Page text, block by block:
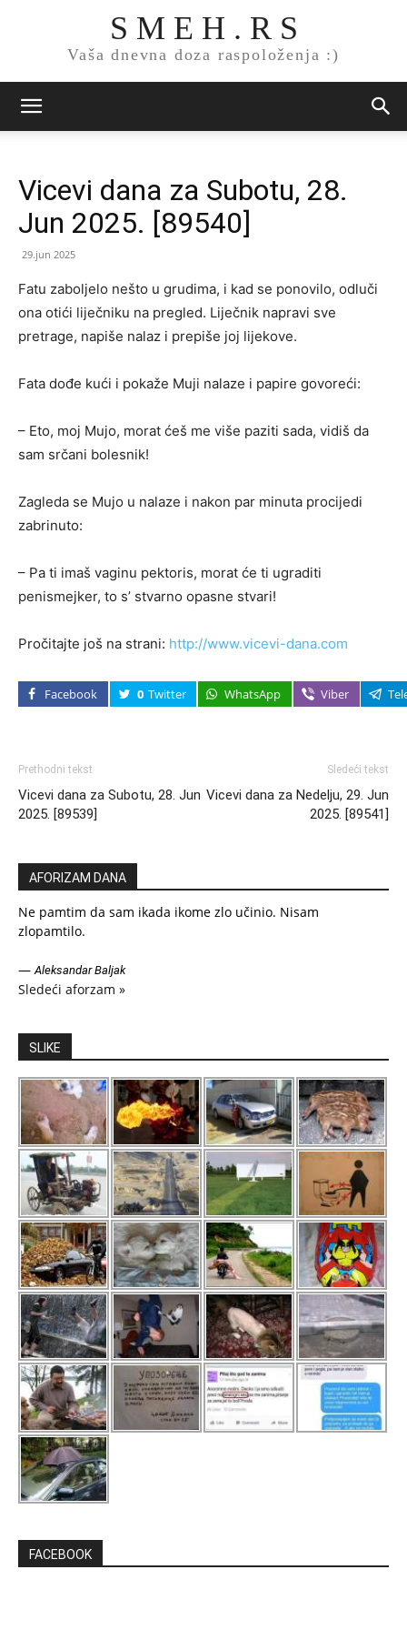
S M E H . R S
Vaša dnevna doza raspoloženja :)
Vicevi dana za Subotu, 28.
Jun 2025. [89540]
29.jun 2025
Fatu zaboljelo nešto u grudima, i kad se ponovilo, odluči
ona otići liječniku na pregled. Liječnik napravi sve
pretrage, napiše nalaz i prepiše joj lijekove.
Fata dođe kući i pokaže Muji nalaze i papire govoreći:
– Eto, moj Mujo, morat ćeš me više paziti sada, vidiš da
sam srčani bolesnik!
Zagleda se Mujo u nalaze i nakon par minuta procijedi
zabrinuto:
– Pa ti imaš vaginu pektoris, morat će ti ugraditi
penismejker, to s’ stvarno opasne stvari!
Pročitajte još na strani: http://www.vicevi-dana.com
Facebook 0 Twitter WhatsApp Viber
Prethodni tekst
Vicevi dana za Subotu, 28. Jun
2025. [89539]
Sledeći tekst
Vicevi dana za Nedelju, 29. Jun
2025. [89541]
AFORIZAM DANA
Ne pamtim da sam ikada ikome zlo učinio. Nisam
zlopamtilo.
—Aleksandar Baljak
Sledeći aforzam »
SLIKE
FACEBOOK